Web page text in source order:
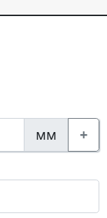
мм +